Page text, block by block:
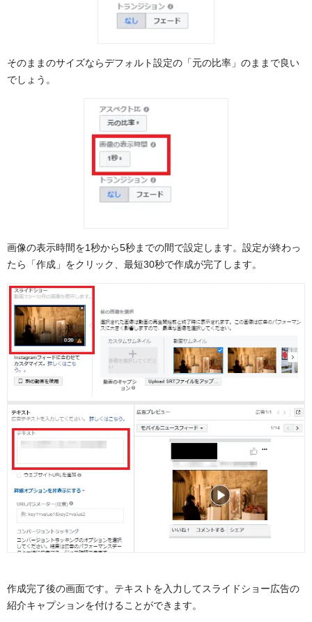
そのままのサイズならデフォルト設定の「元の比率」のままで良い
でしょう。
画像の表示時間を1秒から5秒までの間で設定します。設定が終わっ
たら「作成」をクリック、最短30秒で作成が完了します。
作成完了後の画面です。テキストを入力してスライドショー広告の
紹介キャプションを付けることができます。